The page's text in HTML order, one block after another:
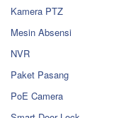
Kamera PTZ
Mesin Absensi
NVR
Paket Pasang
PoE Camera